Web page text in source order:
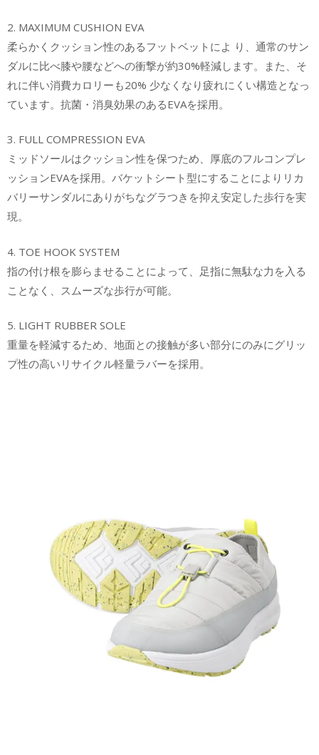
2. MAXIMUM CUSHION EVA
柔らかくクッション性のあるフットベットによ り、通常のサン
ダルに比べ膝や腰などへの衝撃が約30%軽減します。また、そ
れに伴い消費カロリーも20% 少なくなり疲れにくい構造となっ
ています。抗菌・消臭効果のあるEVAを採用。
3. FULL COMPRESSION EVA
ミッドソールはクッション性を保つため、厚底のフルコンプレ
ッションEVAを採用。バケットシート型にすることによりリカ
バリーサンダルにありがちなグラつきを抑え安定した歩行を実
現。
4. TOE HOOK SYSTEM
指の付け根を膨らませることによって、足指に無駄な力を入る
ことなく、スムーズな歩行が可能。
5. LIGHT RUBBER SOLE
重量を軽減するため、地面との接触が多い部分にのみにグリッ
プ性の高いリサイクル軽量ラバーを採用。